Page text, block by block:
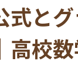
式と
高校